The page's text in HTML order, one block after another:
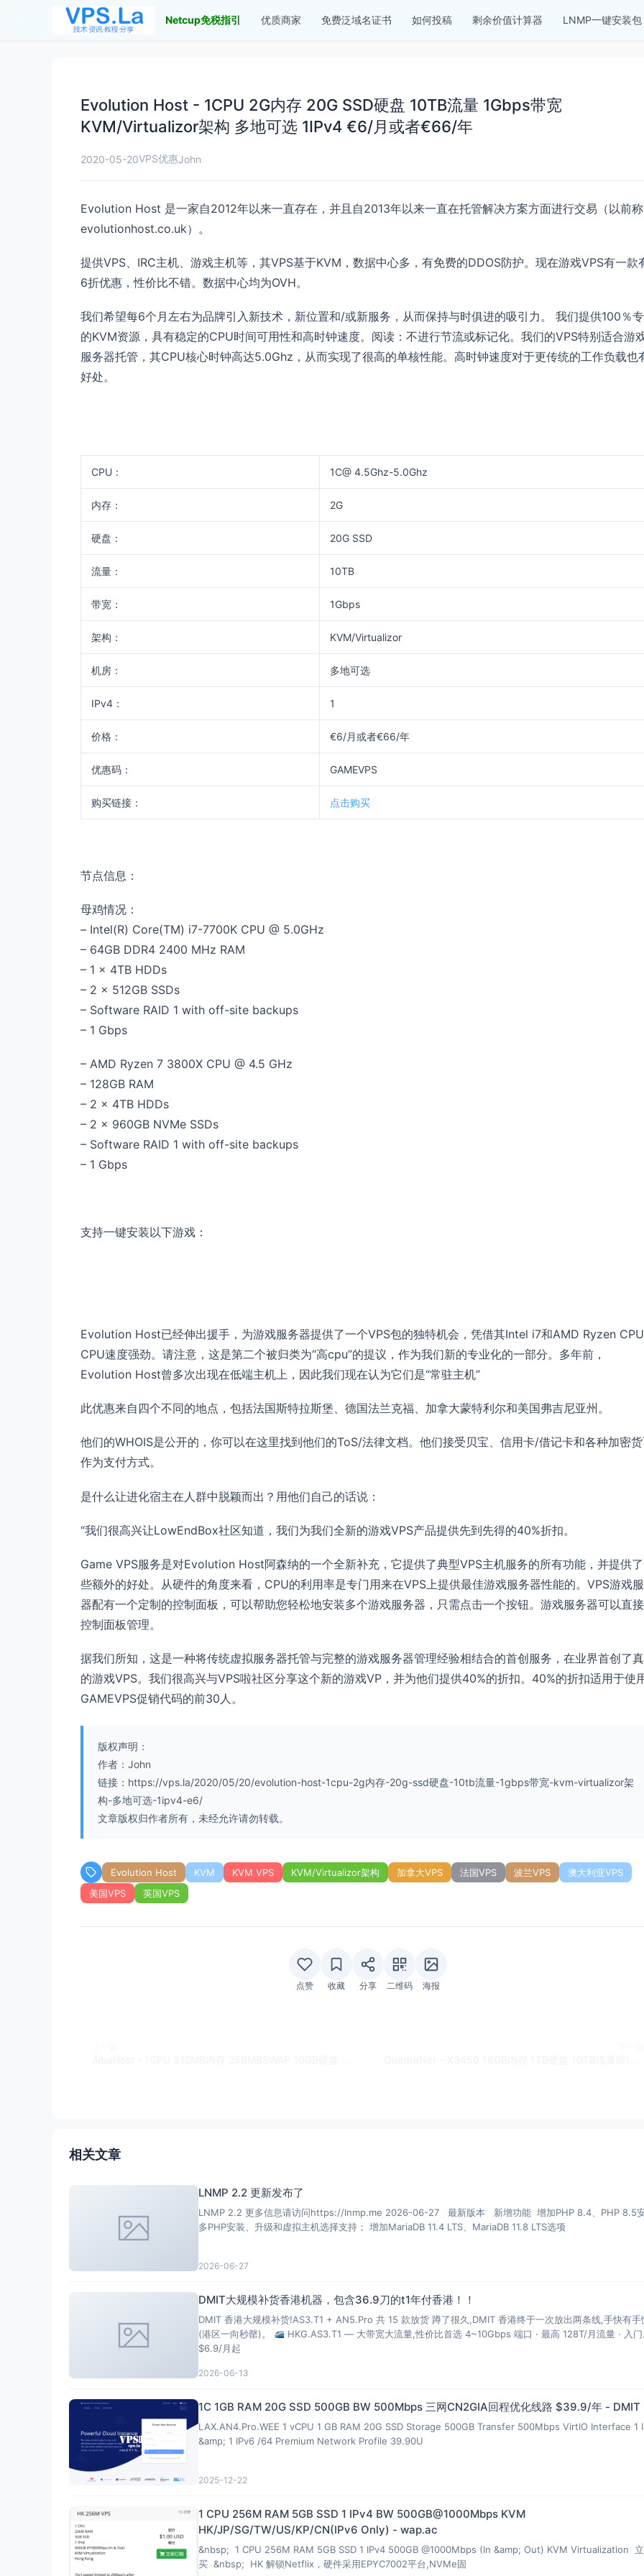
Netcup免税指引 优质商家 免费泛域名证书 如何投稿 剩余价值计算器 LNMP一键安装包
Evolution Host - 1CPU 2G内存 20G SSD硬盘 10TB流量 1Gbps带宽
KVM/Virtualizor架构 多地可选 1IPv4 €6/月或者€66/年
2020-05-20VPS优惠John
Evolution Host 是一家自2012年以来一直存在，并且自2013年以来一直在托管解决方案方面进行交易（以前
evolutionhost.co.uk）。
提供VPS、IRC主机、游戏主机等，其VPS基于KVM，数据中心多，有免费的DDOS防护。现在游戏VPS有一款
6折优惠，性价比不错。数据中心均为OVH。
我们希望每6个月左右为品牌引入新技术，新位置和/或新服务，从而保持与时俱进的吸引力。 我们提供100％
的KVM资源，具有稳定的CPU时间可用性和高时钟速度。阅读：不进行节流或标记化。我们的VPS特别适合游
服务器托管，其CPU核心时钟高达5.0Ghz，从而实现了很高的单核性能。高时钟速度对于更传统的工作负载也
好处。
CPU： 1C@ 4.5Ghz-5.0Ghz
内存： 2G
硬盘： 20G SSD
流量： 10TB
带宽： 1Gbps
架构： KVM/Virtualizor
机房： 多地可选
IPv4： 1
价格： €6/月或者€66/年
优惠码： GAMEVPS
购买链接： 点击购买
节点信息：
母鸡情况：
– Intel(R) Core(TM) i7-7700K CPU @ 5.0GHz
– 64GB DDR4 2400 MHz RAM
– 1 x 4TB HDDs
– 2 x 512GB SSDs
– Software RAID 1 with off-site backups
– 1 Gbps
– AMD Ryzen 7 3800X CPU @ 4.5 GHz
– 128GB RAM
– 2 x 4TB HDDs
– 2 x 960GB NVMe SSDs
– Software RAID 1 with off-site backups
– 1 Gbps
支持一键安装以下游戏：
Evolution Host已经伸出援手，为游戏服务器提供了一个VPS包的独特机会，凭借其Intel i7和AMD Ryzen
CPU速度强劲。请注意，这是第二个被归类为“高cpu”的提议，作为我们新的专业化的一部分。多年前，
Evolution Host曾多次出现在低端主机上，因此我们现在认为它们是“常驻主机”
此优惠来自四个不同的地点，包括法国斯特拉斯堡、德国法兰克福、加拿大蒙特利尔和美国弗吉尼亚州。
他们的WHOIS是公开的，你可以在这里找到他们的ToS/法律文档。他们接受贝宝、信用卡/借记卡和各种加密
作为支付方式。
是什么让进化宿主在人群中脱颖而出？用他们自己的话说：
“我们很高兴让LowEndBox社区知道，我们为我们全新的游戏VPS产品提供先到先得的40%折扣。
Game VPS服务是对Evolution Host阿森纳的一个全新补充，它提供了典型VPS主机服务的所有功能，并提供
些额外的好处。从硬件的角度来看，CPU的利用率是专门用来在VPS上提供最佳游戏服务器性能的。VPS游戏
器配有一个定制的控制面板，可以帮助您轻松地安装多个游戏服务器，只需点击一个按钮。游戏服务器可以直
控制面板管理。
据我们所知，这是一种将传统虚拟服务器托管与完整的游戏服务器管理经验相结合的首创服务，在业界首创了
的游戏VPS。我们很高兴与VPS啦社区分享这个新的游戏VP，并为他们提供40%的折扣。40%的折扣适用于使
GAMEVPS促销代码的前30人。
版权声明：
作者：John
链接：https://vps.la/2020/05/20/evolution-host-1cpu-2g内存-20g-ssd硬盘-10tb流量-1gbps带宽-kvm-virtualizor架
构-多地可选-1ipv4-e6/
文章版权归作者所有，未经允许请勿转载。
Evolution Host KVM KVM VPS KVM/Virtualizor架构 加拿大VPS 法国VPS 波兰VPS
澳大利亚VPS
美国VPS
英国VPS
点赞 收藏 分享 二维码 海报
相关文章
LNMP 2.2 更新发布了
LNMP 2.2 更多信息请访问https://lnmp.me 2026-06-27 最新版本 新增功能 增加PHP 8.4、PHP 8.5安装、
多PHP安装、升级和虚拟主机选择支持； 增加MariaDB 11.4 LTS、MariaDB 11.8 LTS选项
2026-06-27
DMIT大规模补货香港机器，包含36.9刀的t1年付香港！！
DMIT 香港大规模补货!AS3.T1 + AN5.Pro 共 15 款放货 蹲了很久,DMIT 香港终于一次放出两条线,手快有手
(港区一向秒罄)。
HKG.AS3.T1 — 大带宽大流量,性价比首选 4~10Gbps 端口 · 最高 128T/月流量 · 入门
$6.9/月起
2026-06-13
1C 1GB RAM 20G SSD 500GB BW 500Mbps 三网CN2GIA回程优化线路 $39.9/年 - DMIT
LAX.AN4.Pro.WEE 1 vCPU 1 GB RAM 20G SSD Storage 500GB Transfer 500Mbps VirtIO Interface 1
&amp; 1 IPv6 /64 Premium Network Profile 39.90U
2025-12-22
1 CPU 256M RAM 5GB SSD 1 IPv4 BW 500GB@1000Mbps KVM
HK/JP/SG/TW/US/KP/CN(IPv6 Only) - wap.ac
&nbsp; 1 CPU 256M RAM 5GB SSD 1 IPv4 500GB @1000Mbps (In &amp; Out) KVM Virtualization
买 &nbsp; HK 解锁Netflix，硬件采用EPYC7002平台,NVMe固